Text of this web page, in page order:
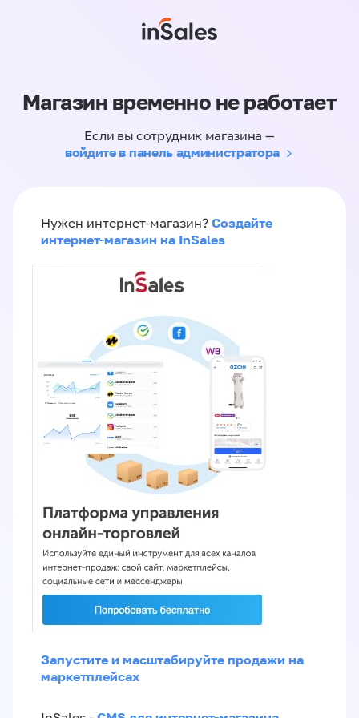
Магазин временно не работает
Если вы сотрудник магазина —
войдите в панель администратора
Нужен интернет-магазин? Создайте
интернет-магазин на InSales
Запустите и масштабируйте продажи на
маркетплейсах